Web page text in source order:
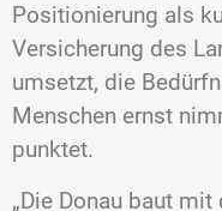
Positionierung als
Versicherung des
umsetzt, die
Menschen ernst
punktet.
„Die Donau baut